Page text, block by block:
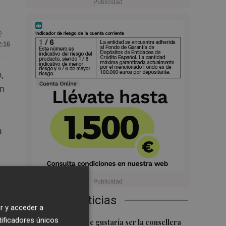
Últimas Noticias
1 Carmen Ortí: "Me gustaría ser la consellera
y acceder a
únicos